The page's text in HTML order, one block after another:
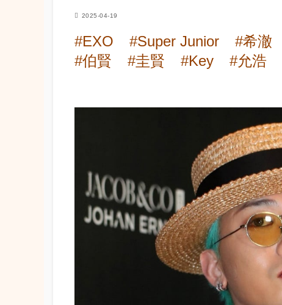
2025-04-19
#EXO #Super Junior #希澈
#伯賢
#圭賢 #Key #允浩